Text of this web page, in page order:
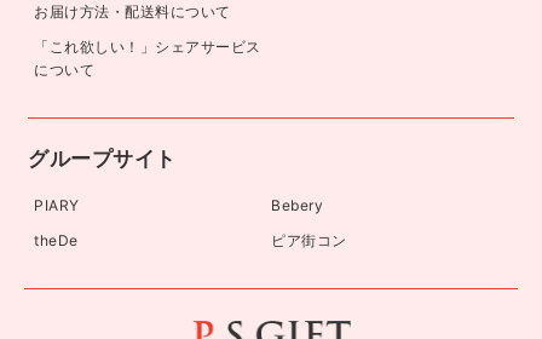
お届け方法・配送料について
「これ欲しい！」シェアサービス
について
グループサイト
PIARY
Bebery
theDe
ピア街コン